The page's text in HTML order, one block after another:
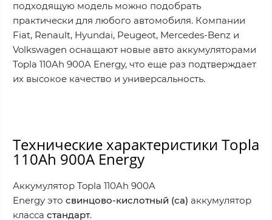
подходящую модель можно подобрать
практически для любого автомобиля. Компании
Fiat, Renault, Hyundai, Peugeot, Mercedes-Benz и
Volkswagen оснащают новые авто аккумуляторами
Topla 110Ah 900A Energy, что еще раз подтверждает
их высокое качество и универсальность.
Технические характеристики Topla
110Ah 900A Energy
Аккумулятор Topla 110Ah 900A
Energy это свинцово-кислотный (ca) аккумулятор
класса стандарт.